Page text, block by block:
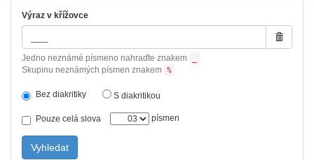
Výraz v křížovce
Jedno neznámé písmeno nahraďte znakem
Skupinu neznámých písmen znakem %
Bez diakritiky S diakritikou
Pouze celá slova písmen
Vyhledat